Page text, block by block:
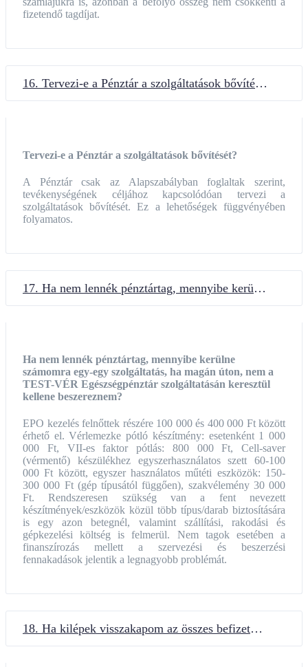
fizetendő tagdíjat.
16. Tervezi-e a Pénztár a szolgáltatások bővítését?
Tervezi-e a Pénztár a szolgáltatások bővítését?
A Pénztár csak az Alapszabályban foglaltak szerint,
tevékenységének céljához kapcsolódóan tervezi a
szolgáltatások bővítését. Ez a lehetőségek függvényében
folyamatos.
17. Ha nem lennék pénztártag, mennyibe kerülne számomra egy-egy szolgáltatás, ha magán úton, nem a TEST-VÉR Egészségpénztár szolgáltatásán keresztül kellene beszereznem?
Ha nem lennék pénztártag, mennyibe kerülne
számomra egy-egy szolgáltatás, ha magán úton, nem a
TEST-VÉR Egészségpénztár szolgáltatásán keresztül
kellene beszereznem?
EPO kezelés felnőttek részére 100 000 és 400 000 Ft között
érhető el. Vérlemezke pótló készítmény: esetenként 1 000
000 Ft, VII-es faktor pótlás: 800 000 Ft, Cell-saver
(vérmentő) készülékhez egyszerhasználatos szett 60-100
000 Ft között, egyszer használatos műtéti eszközök: 150-
300 000 Ft (gép típusától függően), szakvélemény 30 000
Ft. Rendszeresen szükség van a fent nevezett
készítmények/eszközök közül több típus/darab biztosítására
is egy azon betegnél, valamint szállítási, rakodási és
gépkezelési költség is felmerül. Nem tagok esetében a
finanszírozás mellett a szervezési és beszerzési
fennakadások jelentik a legnagyobb problémát.
18. Ha kilépek visszakapom az összes befizetett pénzt?